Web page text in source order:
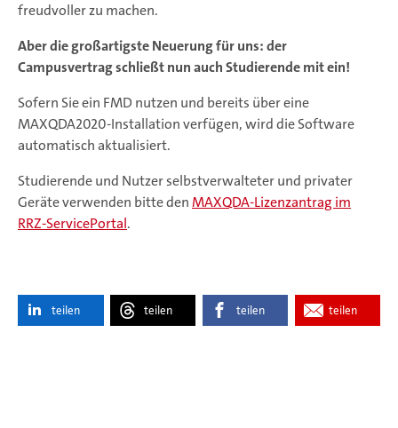
freudvoller zu machen.
Aber die großartigste Neuerung für uns: der
Campusvertrag schließt nun auch Studierende mit ein!
Sofern Sie ein FMD nutzen und bereits über eine
MAXQDA2020-Installation verfügen, wird die Software
automatisch aktualisiert.
Studierende und Nutzer selbstverwalteter und privater
Geräte verwenden bitte denMAXQDA-Lizenzantrag im
RRZ-ServicePortal.
teilen teilen teilen teilen